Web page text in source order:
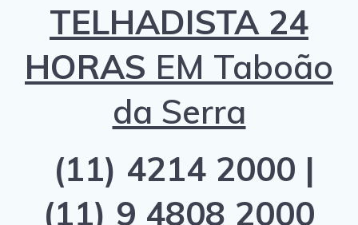
TELHADISTA 24
HORAS EM Taboão
da Serra
(11) 4214 2000 |
(11) 9 4808 2000